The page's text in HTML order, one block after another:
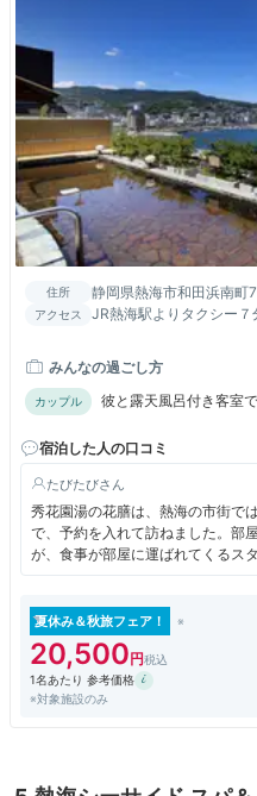
住所 静岡県熱海市和田浜南町
アクセス
JR熱海駅よりタクシー
みんなの過ごし方
カップル 彼と露天風呂付き客室
宿泊した人の口コミ
たびたび
秀花園湯の花膳は、熱海の市街で
で、予約を入れて訪ねました。部
が、食事が部屋に運ばれてくるス
内容もあまり派手ではなく、無駄
し分なしかと思います。
夏休み＆秋旅フェア！
20,500
1名あたり 参考価格
※対象施設のみ